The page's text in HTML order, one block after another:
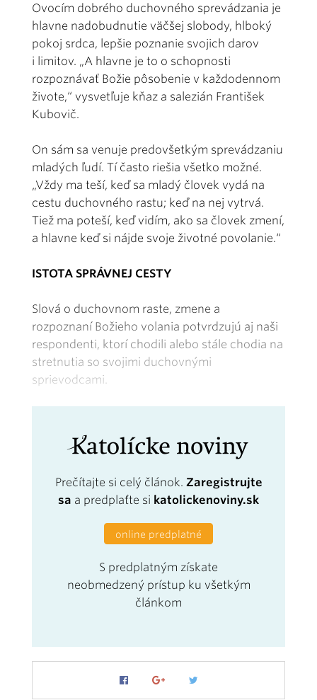
Ovocím dobrého duchovného sprevádzania je
hlavne nadobudnutie väčšej slobody, hlboký
pokoj srdca, lepšie poznanie svojich darov
i limitov. „A hlavne je to o schopnosti
rozpoznávať Božie pôsobenie v každodennom
živote,“ vysvetľuje kňaz a salezián František
Kubovič.
On sám sa venuje predovšetkým sprevádzaniu
mladých ľudí. Tí často riešia všetko možné.
„Vždy ma teší, keď sa mladý človek vydá na
cestu duchovného rastu; keď na nej vytrvá.
Tiež ma poteší, keď vidím, ako sa človek zmení,
a hlavne keď si nájde svoje životné povolanie.“
ISTOTA SPRÁVNEJ CESTY
Slová o duchovnom raste, zmene a
rozpoznaní Božieho volania potvrdzujú aj naši
respondenti, ktorí chodili alebo stále chodia na
stretnutia so svojimi duchovnými
sprievodcami.
Prečítajte si celý článok. Zaregistrujte
sa a predplaťte si katolickenoviny.sk
online predplatné
S predplatným získate
neobmedzený prístup ku všetkým
článkom